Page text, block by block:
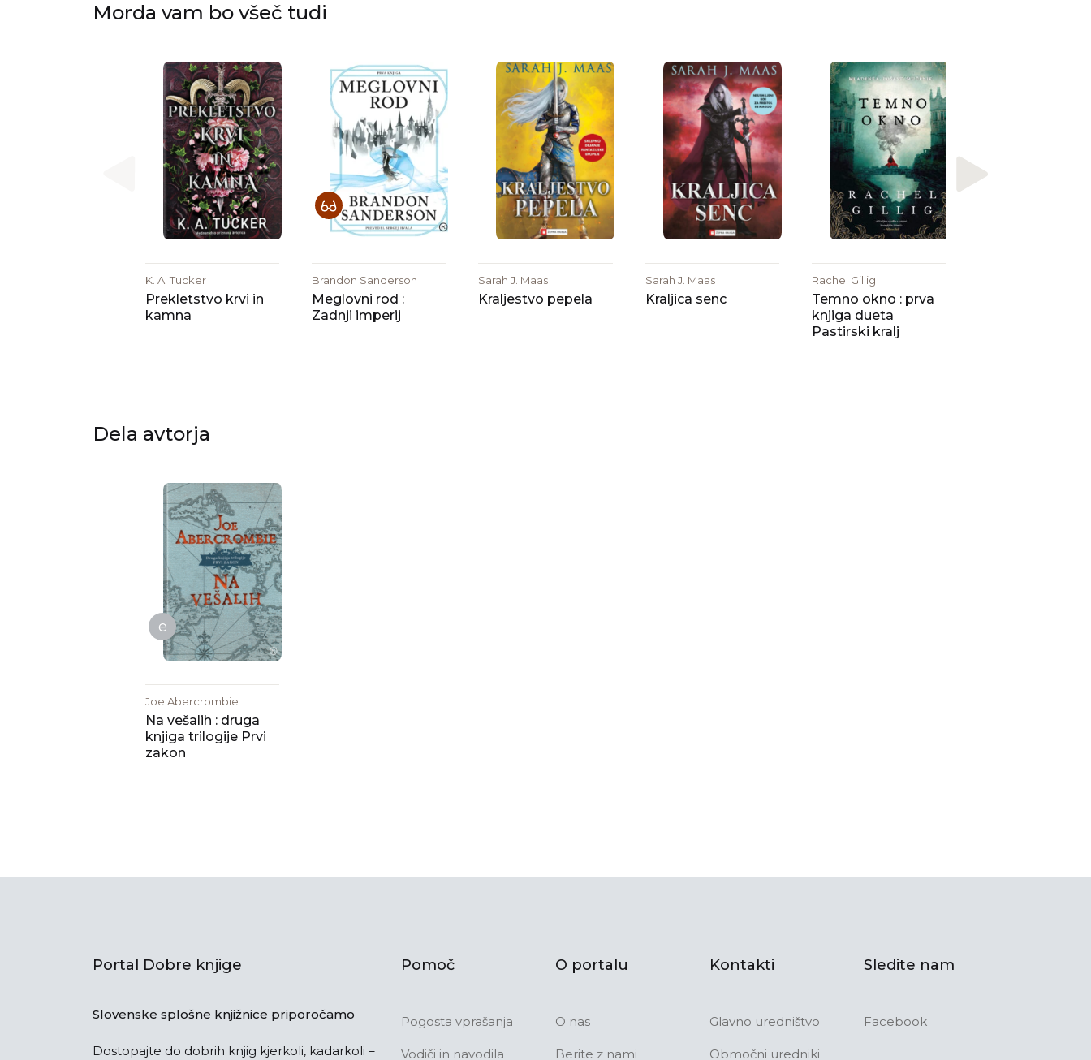
Morda vam bo všeč tudi
K. A. Tucker
Prekletstvo krvi in
kamna
Brandon Sanderson
Meglovni rod :
Zadnji imperij
Sarah J. Maas
Kraljestvo pepela
Sarah J. Maas
Kraljica senc
Rachel Gillig
Temno okno : prva
knjiga dueta
Pastirski kralj
Dela avtorja
e
Joe Abercrombie
Na vešalih : druga
knjiga trilogije Prvi
zakon
Portal Dobre knjige
Slovenske splošne knjižnice priporočamo
Dostopajte do dobrih knjig kjerkoli, kadarkoli –
Pomoč
Pogosta vprašanja
Vodiči in navodila
O portalu
O nas
Berite z nami
Kontakti
Glavno uredništvo
Območni uredniki
Sledite nam
Facebook